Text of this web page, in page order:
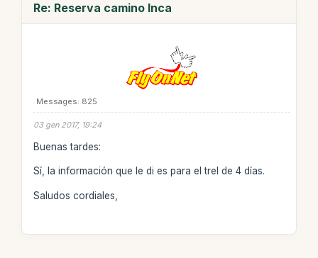
Re: Reserva camino Inca
Messages: 825
03 gen 2017, 19:24
Buenas tardes:
Sí, la información que le di es para el trel de 4 días.
Saludos cordiales,